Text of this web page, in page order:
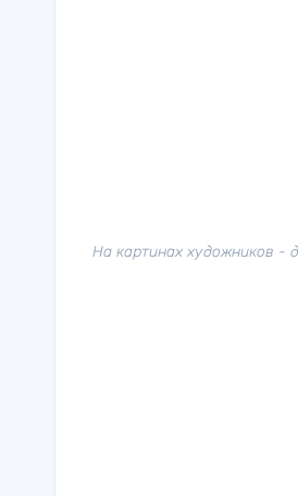
На картинах художников -